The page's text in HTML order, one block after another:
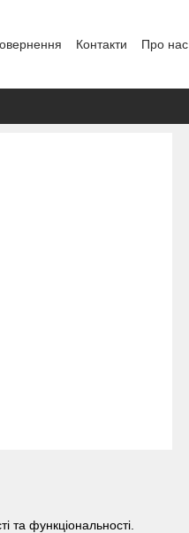
Контакти Про нас
та функціональності.